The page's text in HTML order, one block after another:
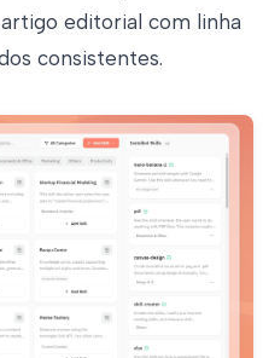
editorial com linha
consistentes.